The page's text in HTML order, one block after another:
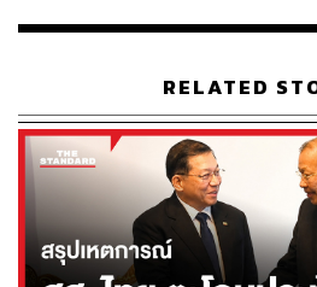
RELATED